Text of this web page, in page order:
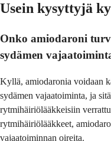
Usein kysyttyjä
Onko amiodaroni
sydämen
Kyllä, amiodaronia voidaan
sydämen vajaatoiminta, ja
rytmihäiriölääkkeisiin
rytmihäiriölääkkeet,
vajaatoiminnan oireita.